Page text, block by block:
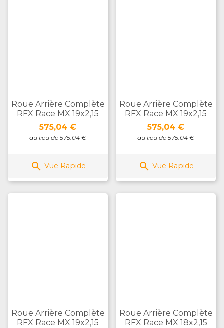
Roue Arrière Complète
RFX Race MX 19x2,15
Prix
575,04 €
au lieu de 575.04 €
 Vue Rapide
Roue Arrière Complète
RFX Race MX 19x2,15
Prix
575,04 €
au lieu de 575.04 €
 Vue Rapide
Roue Arrière Complète
RFX Race MX 19x2,15
Roue Arrière Complète
RFX Race MX 18x2,15